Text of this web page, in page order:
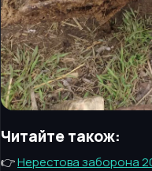
Читайте також:
👉Нерестова заборона